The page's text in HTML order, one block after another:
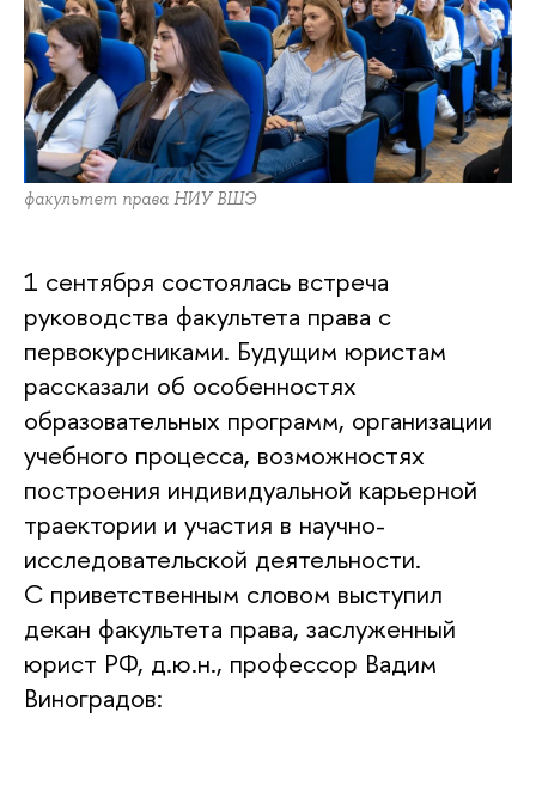
факультет права НИУ ВШЭ
1 сентября состоялась встреча
руководства факультета права с
первокурсниками. Будущим юристам
рассказали об особенностях
образовательных программ, организации
учебного процесса, возможностях
построения индивидуальной карьерной
траектории и участия в научно-
исследовательской деятельности.
С приветственным словом выступил
декан факультета права, заслуженный
юрист РФ, д.ю.н., профессор Вадим
Виноградов: